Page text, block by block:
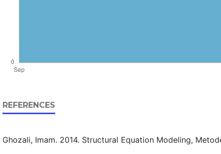
REFERENCES
Ghozali, Imam. 2014. Structural Equation Modeling,